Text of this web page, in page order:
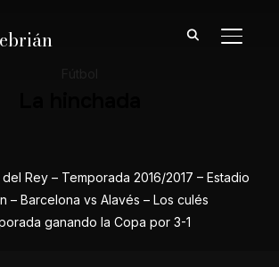
Rey – Temporada 2016/2017 – Estadio
– Barcelona vs Alavés – Los culés
ganando la Copa por 3-1